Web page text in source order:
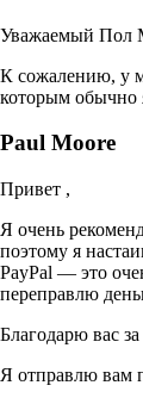
Уважаемый Пол
К сожалению, у
которым обычно
Paul Moore
Привет ,
Я очень
поэтому я
PayPal — это
переправлю
Благодарю вас
Я отправлю вам